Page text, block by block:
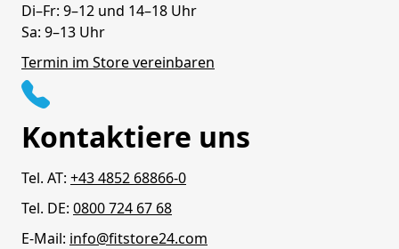
Di–Fr: 9–12 und 14–18 Uhr
Sa: 9–13 Uhr
Termin im Store vereinbaren
Kontaktiere uns
Tel. AT: +43 4852 68866-0
Tel. DE: 0800 724 67 68
E-Mail: info@fitstore24.com